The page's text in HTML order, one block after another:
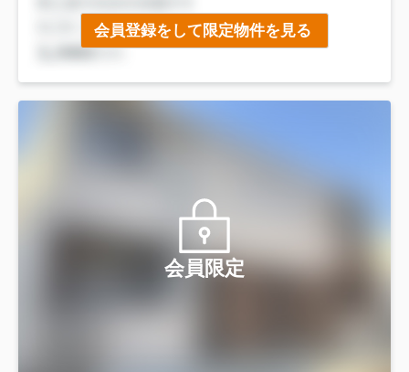
会員登録をして限定物件を見る
会員限定